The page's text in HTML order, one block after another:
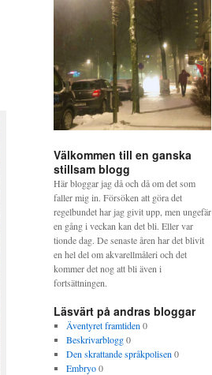
Välkommen till en ganska
stillsam blogg
Här bloggar jag då och då om det som
faller mig in. Försöken att göra det
regelbundet har jag givit upp, men ungefär
en gång i veckan kan det bli. Eller var
tionde dag. De senaste åren har det blivit
en hel del om akvarellmåleri och det
kommer det nog att bli även i
fortsättningen.
Läsvärt på andras bloggar
Äventyret framtiden 0
Beskrivarblogg0
Den skrattande språkpolisen 0
Embryo0